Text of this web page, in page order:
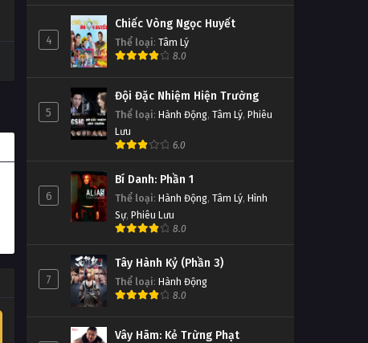
4
Chiếc Vòng Ngọc Huyết
Thể loại: Tâm Lý
8.0
5
Đội Đặc Nhiệm Hiện Trường
Thể loại: Hành Động, Tâm Lý, Phiêu
Lưu
6.0
6
Bí Danh: Phần 1
Thể loại: Hành Động, Tâm Lý, Hình
Sự, Phiêu Lưu
8.0
7
Tây Hành Kỷ (Phần 3)
Thể loại: Hành Động
8.0
Vây Hãm: Kẻ Trừng Phạt